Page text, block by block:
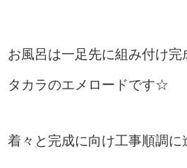
お風呂は一足先に組み付け完
タカラのエメロードです☆
着々と完成に向け工事順調に